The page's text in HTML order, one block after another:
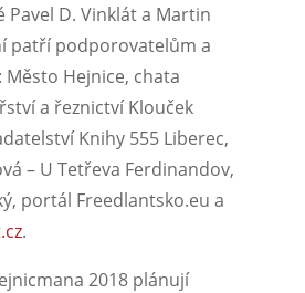
D. Vinklát a Martin
patří podporovatelům a
Hejnice, chata
a řeznictví Klouček
Knihy 555 Liberec,
– U Tetřeva Ferdinandov,
portál Freedlantsko.eu a
.
2018 plánují